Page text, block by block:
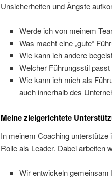
Unsicherheiten und Ängste
Werde ich von meinem
Was macht eine „gute“
Wie kann ich andere
Welcher Führungsstil
Wie kann ich mich als
auch innerhalb des
Meine zielgerichtete
In meinem Coaching
Rolle als Leader. Dabei arbeiten
Wir entwickeln